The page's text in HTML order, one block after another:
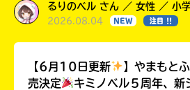
るりのベル さん ／ 女性 ／ 小
2026.08.04 NEW 注目 !!
【6月10日更新
】やまもと
売決定
キミノベル５周年、新